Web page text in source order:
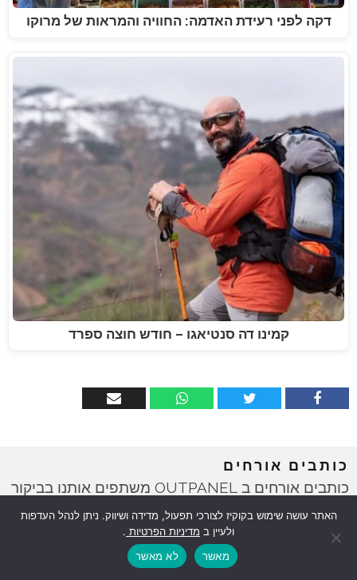
דקה לפני רעידת האדמה: החוויה והמראות של מרוקו
קמינו דה סנטיאגו – חודש חוצה ספרד
כותבים אורחים
כותבים אורחים ב OUTPANEL משתפים אותנו בביקור
לרגע, לפוסט בודד או אפילו לכמה פוסטים בודדים. אם
יש לכם משהו מעניין במיוחד וייחודי לספר ואתם
מעוניינים להגיש כתבה ל"כותבים אורחים" ב
האתר עושה שימוש בקוקיז לצורכי תפעול, מדידה ושיווק. ניתן לנהל העדפות
ולעיין ב מדיניות הפרטיות .
מאשר
לא מאשר